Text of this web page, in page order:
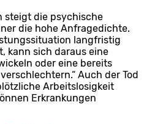
steigt die psychische
die hohe Anfragedichte.
langfristig
kann sich daraus eine
oder eine bereits
Auch der Tod
Arbeitslosigkeit
Erkrankungen